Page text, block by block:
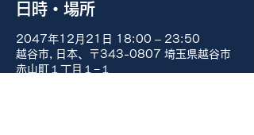
日時・場所
2047年12月21日 18:00 – 23:50
越谷市, 日本、〒343-0807 埼玉県越谷市
赤山町１丁目１−１